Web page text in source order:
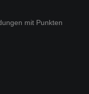
mit Punkten